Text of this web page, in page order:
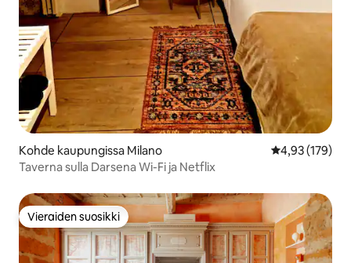
Kohde kaupungissa Milano
4,93 (179)
Taverna sulla Darsena Wi-Fi ja Netflix
Vieraiden suosikki
Vieraiden suosikki